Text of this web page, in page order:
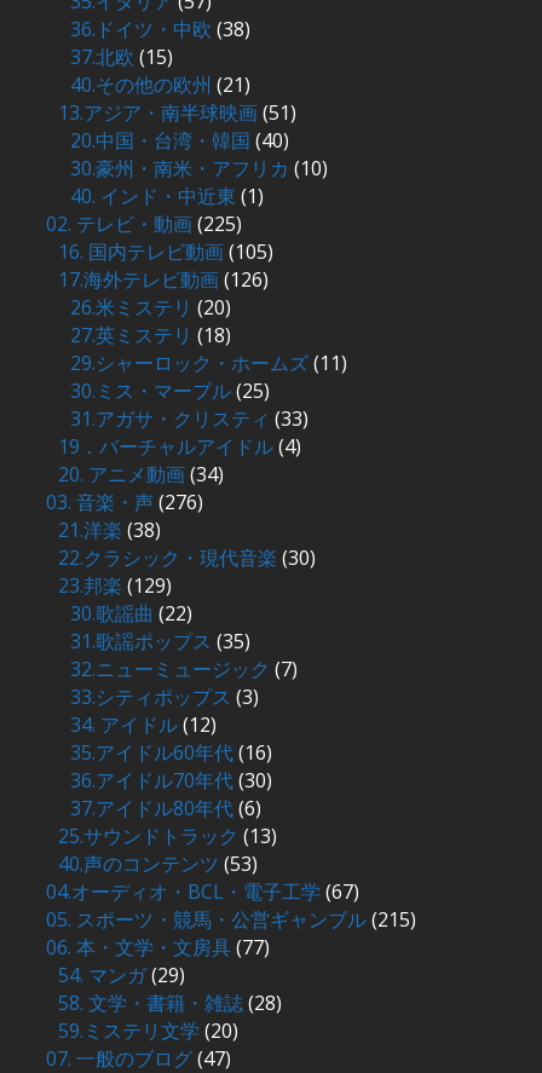
36.ドイツ・中欧 (38)
37.北欧 (15)
40.その他の欧州 (21)
13.アジア・南半球映画(51)
20.中国・台湾・韓国 (40)
30.豪州・南米・アフリカ (10)
40. インド・中近東 (1)
02. テレビ・動画(225)
16. 国内テレビ動画(105)
17.海外テレビ動画(126)
26.米ミステリ (20)
27.英ミステリ (18)
29.シャーロック・ホームズ(11)
30.ミス・マープル(25)
31.アガサ・クリスティ (33)
19．バーチャルアイドル(4)
20. アニメ動画(34)
03. 音楽・声(276)
21.洋楽 (38)
22.クラシック・現代音楽 (30)
23.邦楽 (129)
30.歌謡曲 (22)
31.歌謡ポップス (35)
32.ニューミュージック (7)
33.シティポップス (3)
34. アイドル(12)
35.アイドル60年代(16)
36.アイドル70年代(30)
37.アイドル80年代(6)
25.サウンドトラック (13)
40.声のコンテンツ (53)
04.オーディオ・BCL・電子工学 (67)
05. スポーツ・競馬・公営ギャンブル(215)
06. 本・文学・文房具(77)
54. マンガ(29)
58. 文学・書籍・雑誌(28)
59.ミステリ文学 (20)
07. 一般のブログ(47)